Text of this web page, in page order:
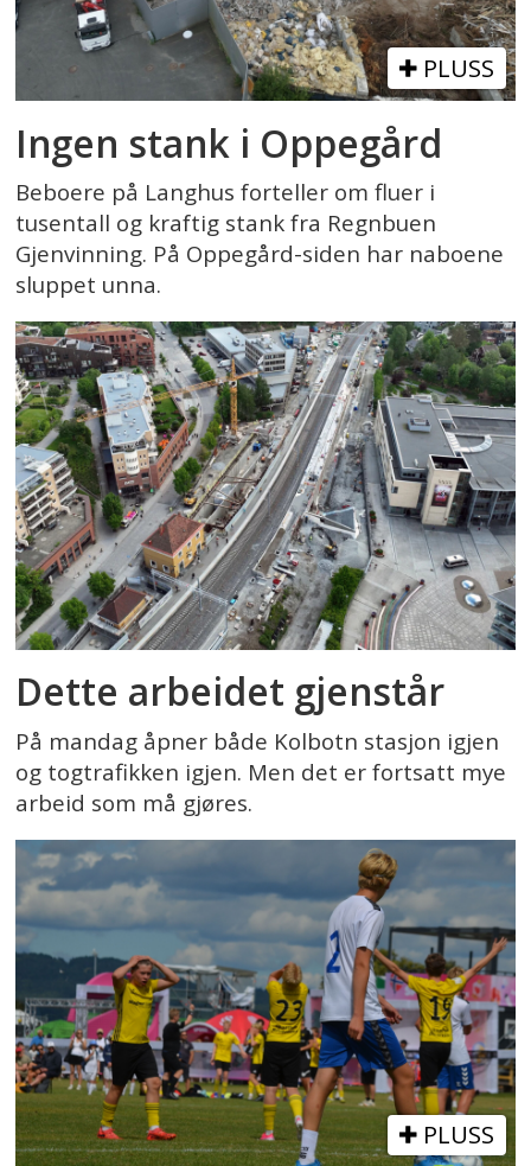
PLUSS
Ingen stank i Oppegård
Beboere på Langhus forteller om fluer i
tusentall og kraftig stank fra Regnbuen
Gjenvinning. På Oppegård-siden har naboene
sluppet unna.
Dette arbeidet gjenstår
På mandag åpner både Kolbotn stasjon igjen
og togtrafikken igjen. Men det er fortsatt mye
arbeid som må gjøres.
PLUSS